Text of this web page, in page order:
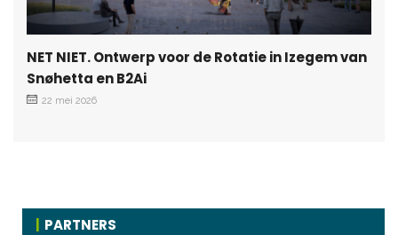
NET NIET. Ontwerp voor de Rotatie in Izegem van
Snøhetta en B2Ai
22 mei 2026
PARTNERS